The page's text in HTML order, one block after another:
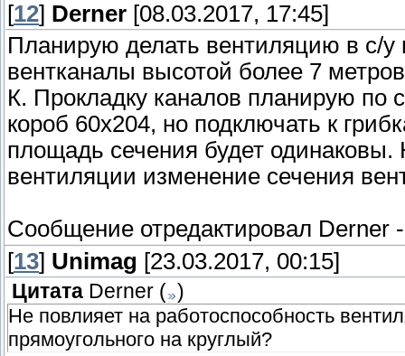
[12] Derner [08.03.2017, 17:45]
Планирую делать вентиляцию в с/у
вентканалы высотой более 7
К. Прокладку каналов планирую по
короб 60х204, но подключать к
площадь сечения будет одинаковы.
вентиляции изменение сечения
Сообщение отредактировал Derner
[13] Unimag [23.03.2017, 00:15]
Цитата Derner ( )
Не повлияет на работоспособность
прямоугольного на круглый?